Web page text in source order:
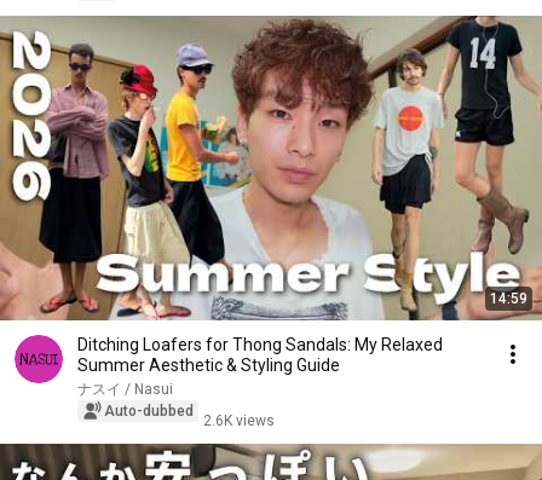
14:59
Ditching Loafers for Thong Sandals: My Relaxed
Summer Aesthetic & Styling Guide
ナスイ / Nasui
Auto-dubbed
2.6K views